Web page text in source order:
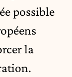
possible
la